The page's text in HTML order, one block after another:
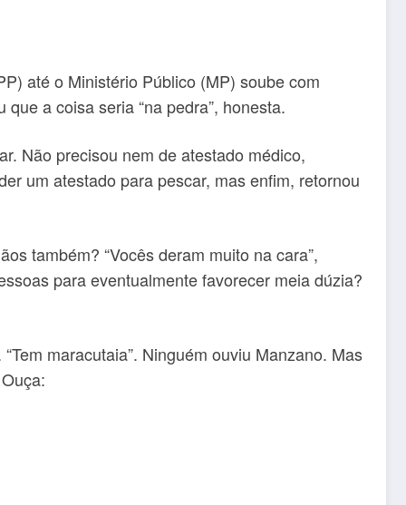
até o Ministério Público (MP) soube com
a coisa seria “na pedra”, honesta.
Não precisou nem de atestado médico,
um atestado para pescar, mas enfim, retornou
também? “Vocês deram muito na cara”,
para eventualmente favorecer meia dúzia?
maracutaia”. Ninguém ouviu Manzano. Mas